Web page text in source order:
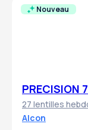
PRECISION
27 lentilles
Alcon
Nouveau